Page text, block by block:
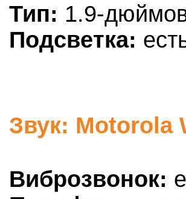
Тип: 1.9-
Подсветка:
Звук: Motorola
Виброзвонок: